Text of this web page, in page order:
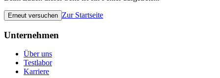
Erneut versuchen Zur Startseite
Unternehmen
Über uns
Testlabor
Karriere